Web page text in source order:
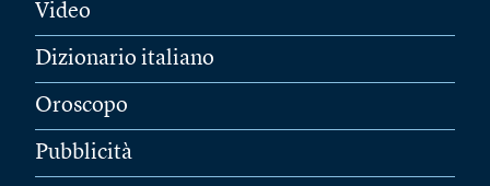
Video
Dizionario italiano
Oroscopo
Pubblicità